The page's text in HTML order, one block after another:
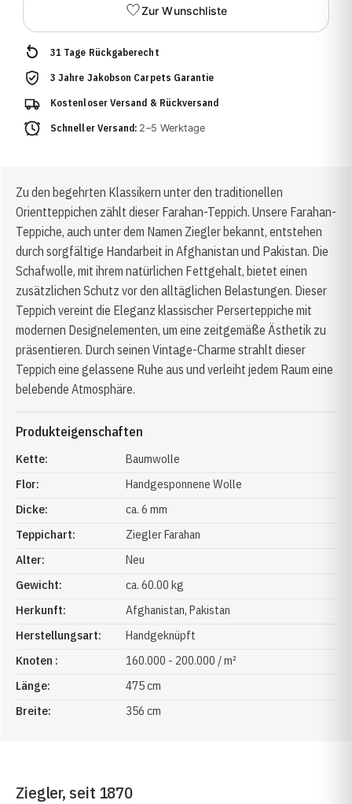
Zur Wunschliste
31 Tage Rückgaberecht
3 Jahre Jakobson Carpets Garantie
Kostenloser Versand & Rückversand
Schneller Versand: 2–5 Werktage
Zu den begehrten Klassikern unter den traditionellen
Orientteppichen zählt dieser Farahan-Teppich. Unsere Farahan-
Teppiche, auch unter dem Namen Ziegler bekannt, entstehen
durch sorgfältige Handarbeit in Afghanistan und Pakistan. Die
Schafwolle, mit ihrem natürlichen Fettgehalt, bietet einen
zusätzlichen Schutz vor den alltäglichen Belastungen. Dieser
Teppich vereint die Eleganz klassischer Perserteppiche mit
modernen Designelementen, um eine zeitgemäße Ästhetik zu
präsentieren. Durch seinen Vintage-Charme strahlt dieser
Teppich eine gelassene Ruhe aus und verleiht jedem Raum eine
belebende Atmosphäre.
Produkteigenschaften
Kette:
Baumwolle
Flor:
Handgesponnene Wolle
Dicke:
ca. 6 mm
Teppichart:
Ziegler Farahan
Alter:
Neu
Gewicht:
ca. 60.00 kg
Herkunft:
Afghanistan, Pakistan
Herstellungsart:
Handgeknüpft
Knoten :
160.000 - 200.000 / m²
Länge:
475 cm
Breite:
356 cm
Ziegler, seit 1870